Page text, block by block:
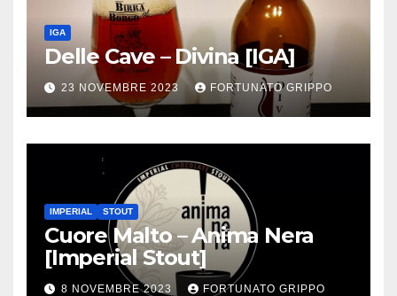
IGA
Delle Cave – Divina [IGA]
23 NOVEMBRE 2023 FORTUNATO GRIPPO
IMPERIAL STOUT
Cuore Malto – Anima Nera
[Imperial Stout]
8 NOVEMBRE 2023 FORTUNATO GRIPPO